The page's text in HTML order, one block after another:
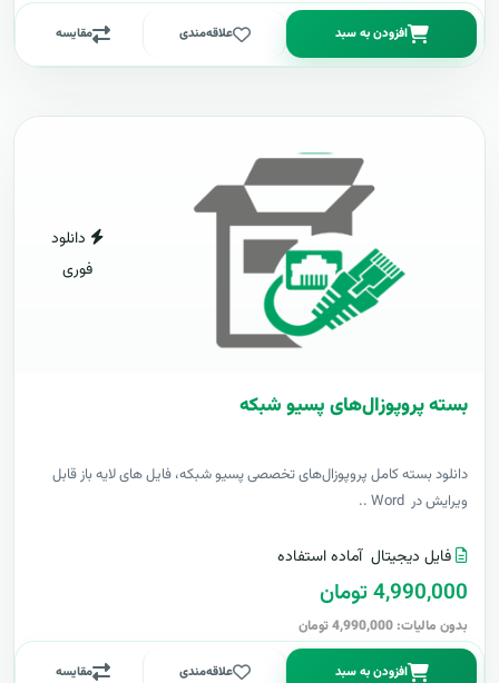
افزودن به سبد علاقه‌مندی مقایسه
دانلود
فوری
بسته پروپوزال‌های پسیو شبکه
دانلود بسته کامل پروپوزال‌های تخصصی پسیو شبکه، فایل های لایه باز قابل
ویرایش در Word ..
فایل دیجیتال آماده استفاده
4,990,000 تومان
بدون مالیات: 4,990,000 تومان
افزودن به سبد علاقه‌مندی مقایسه